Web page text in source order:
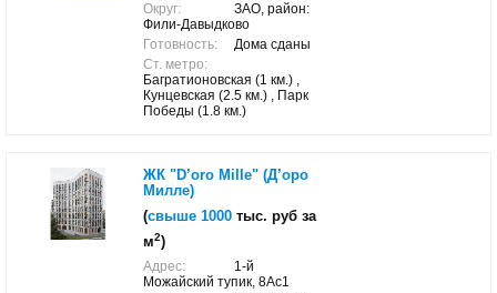
Округ:
ЗАО, район:
Фили-Давыдково
Готовность:
Дома сданы
Ст. метро:
Багратионовская (1 км.) ,
Кунцевская (2.5 км.) , Парк
Победы (1.8 км.)
ЖК "D’oro Mille" (Д’оро
Милле)
(свыше 1000 тыс. руб за
м2)
Адрес:
1-й
Можайский тупик, 8Ас1